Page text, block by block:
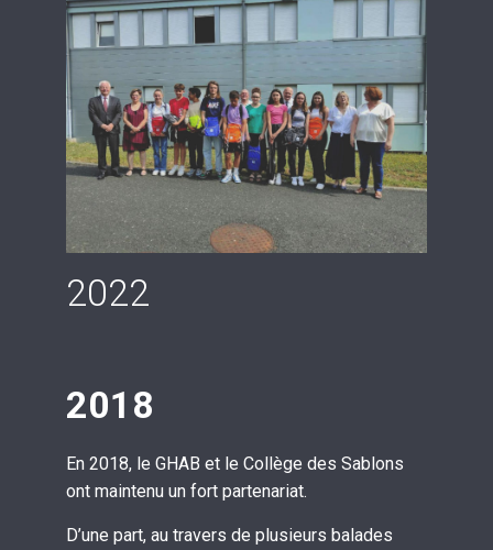
2022
2018
En 2018, le GHAB et le Collège des Sablons
ont maintenu un fort partenariat.
D’une part, au travers de plusieurs balades